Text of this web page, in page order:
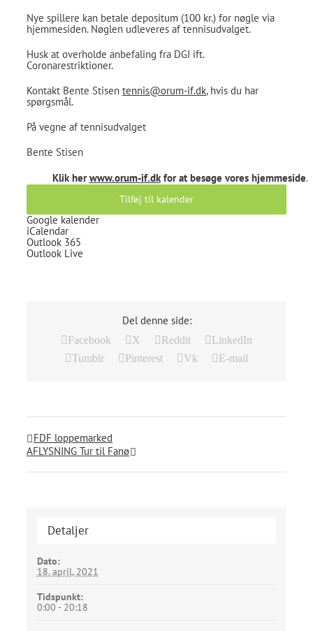
Nye spillere kan betale depositum (100 kr.) for nøgle via
hjemmesiden. Nøglen udleveres af tennisudvalget.
Husk at overholde anbefaling fra DGI ift.
Coronarestriktioner.
Kontakt Bente Stisen tennis@orum-if.dk, hvis du har
spørgsmål.
På vegne af tennisudvalget
Bente Stisen
Klik herwww.orum-if.dkfor at besøge vores hjemmeside.
Tilføj til kalender
Google kalender
iCalendar
Outlook 365
Outlook Live
Del denne side:
Facebook X Reddit
LinkedIn
Tumblr
Pinterest Vk E-mail
FDF loppemarked
AFLYSNING Tur til Fanø
Detaljer
Dato:
18. april, 2021
Tidspunkt:
0:00 - 20:18